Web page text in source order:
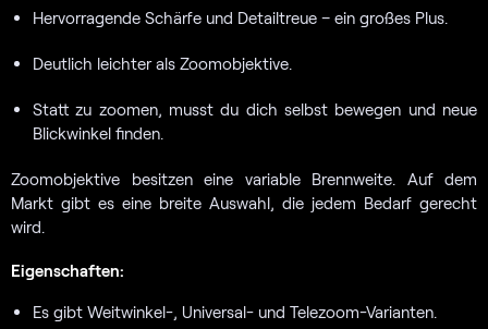
Hervorragende Schärfe und Detailtreue – ein großes Plus.
Deutlich leichter als Zoomobjektive.
Statt zu zoomen, musst du dich selbst bewegen und neue
Blickwinkel finden.
Zoomobjektive besitzen eine variable Brennweite. Auf dem
Markt gibt es eine breite Auswahl, die jedem Bedarf gerecht
wird.
Eigenschaften:
Es gibt Weitwinkel-, Universal- und Telezoom-Varianten.